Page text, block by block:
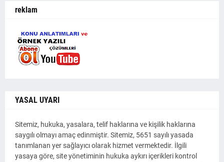
reklam
YASAL UYARI
Sitemiz, hukuka, yasalara, telif haklarına ve kişilik haklarına
saygılı olmayı amaç edinmiştir. Sitemiz, 5651 sayılı yasada
tanımlanan yer sağlayıcı olarak hizmet vermektedir. İlgili
yasaya göre, site yönetiminin hukuka aykırı içerikleri kontrol